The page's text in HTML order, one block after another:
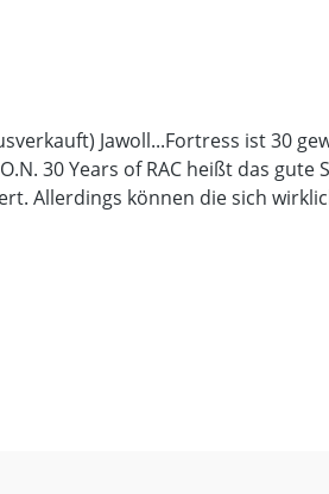
Jawoll...Fortress ist 30
30 Years of RAC heißt das gute
Allerdings können die sich